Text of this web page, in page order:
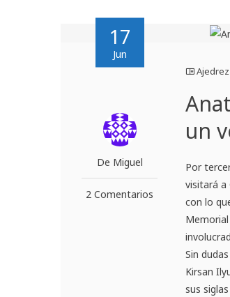
17
Jun
De Miguel
2 Comentarios
Ajedrez
un
Por
visitará a
con lo
Sin
Kirsan
sus